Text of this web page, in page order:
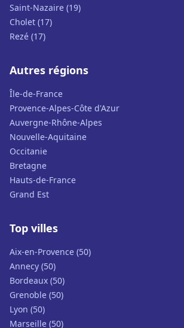
Saint-Nazaire (19)
Cholet (17)
Rezé (17)
Autres régions
Île-de-France
Provence-Alpes-Côte d'Azur
Auvergne-Rhône-Alpes
Nouvelle-Aquitaine
Occitanie
Bretagne
Hauts-de-France
Grand Est
Top villes
Aix-en-Provence (50)
Annecy (50)
Bordeaux (50)
Grenoble (50)
Lyon (50)
Marseille (50)